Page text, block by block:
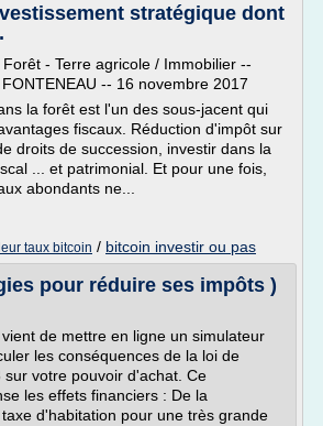
stratégique dont
- Terre agricole / Immobilier --
-- 16 novembre 2017
la forêt est l'un des sous-jacent qui
fiscaux. Réduction d'impôt sur
droits de succession, investir dans la
... et patrimonial. Et pour une fois,
abondants ne...
taux bitcoin / bitcoin investir ou pas
pour réduire ses impôts )
de mettre en ligne un simulateur
les conséquences de la loi de
votre pouvoir d'achat. Ce
les effets financiers : De la
d'habitation pour une très grande